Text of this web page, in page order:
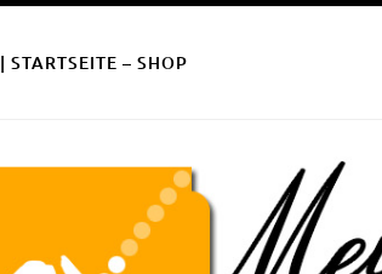
| STARTSEITE – SHOP